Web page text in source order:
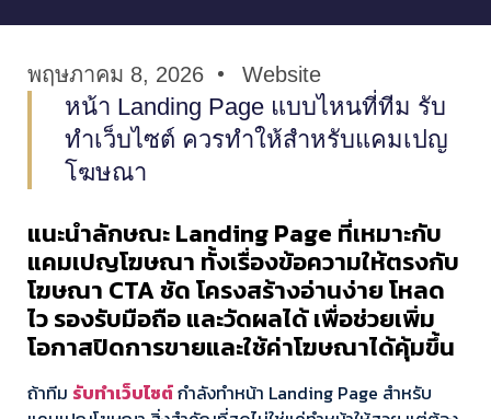
พฤษภาคม 8, 2026 Website
หน้า Landing Page แบบไหนที่ทีม รับ
ทำเว็บไซต์ ควรทำให้สำหรับแคมเปญ
โฆษณา
แนะนำลักษณะ Landing Page ที่เหมาะกับ
แคมเปญโฆษณา ทั้งเรื่องข้อความให้ตรงกับ
โฆษณา CTA ชัด โครงสร้างอ่านง่าย โหลด
ไว รองรับมือถือ และวัดผลได้ เพื่อช่วยเพิ่ม
โอกาสปิดการขายและใช้ค่าโฆษณาได้คุ้มขึ้น
ถ้าทีม รับทำเว็บไซต์กำลังทำหน้า Landing Page สำหรับ